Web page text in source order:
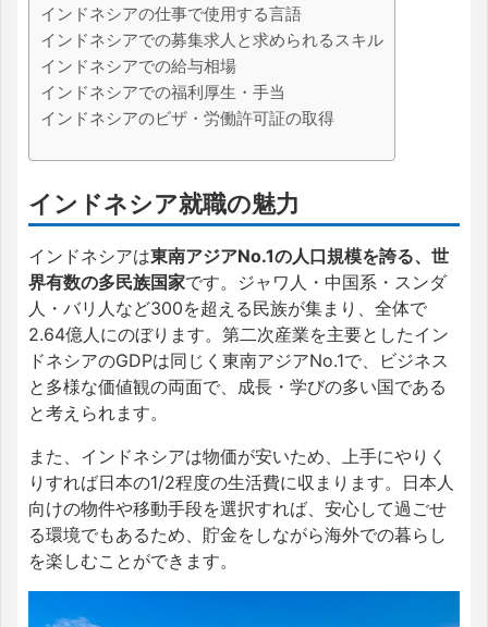
インドネシアの仕事で使用する言語
インドネシアでの募集求人と求められるスキル
インドネシアでの給与相場
インドネシアでの福利厚生・手当
インドネシアのビザ・労働許可証の取得
インドネシア就職の魅力
インドネシアは東南アジアNo.1の人口規模を誇る、世
界有数の多民族国家です。ジャワ人・中国系・スンダ
人・バリ人など300を超える民族が集まり、全体で
2.64億人にのぼります。第二次産業を主要としたイン
ドネシアのGDPは同じく東南アジアNo.1で、ビジネス
と多様な価値観の両面で、成長・学びの多い国である
と考えられます。
また、インドネシアは物価が安いため、上手にやりく
りすれば日本の1/2程度の生活費に収まります。日本人
向けの物件や移動手段を選択すれば、安心して過ごせ
る環境でもあるため、貯金をしながら海外での暮らし
を楽しむことができます。